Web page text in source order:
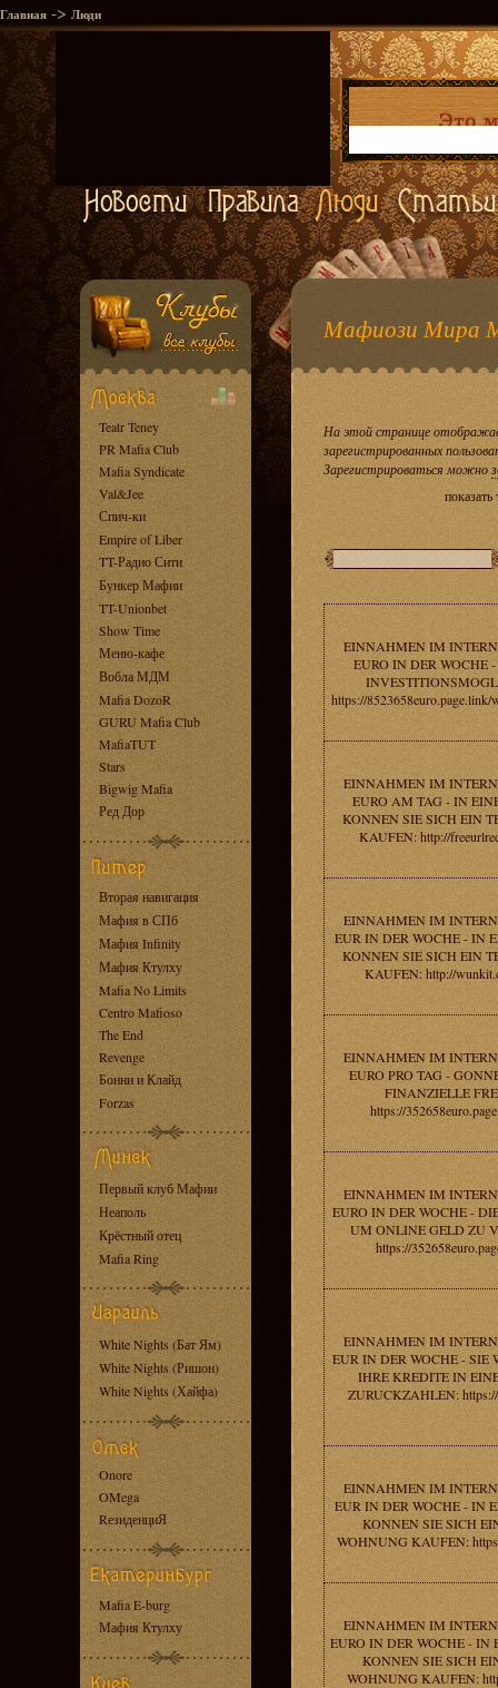
Главная -> Люди
Teatr Teney
PR Mafia Club
Mafia Syndicate
Val&Jee
Спич-ки
Empire of Liber
TT-Радио Сити
Бункер Мафии
TT-Unionbet
Show Time
Меню-кафе
Вобла МДМ
Mafia DozoR
GURU Mafia Club
MafiaTUT
Stars
Bigwig Mafia
Ред Дор
Вторая навигация
Мафия в СПб
Мафия Infinity
Мафия Ктулху
Mafia No Limits
Centro Mafioso
The End
Revenge
Бонни и Клайд
Forzas
Первый клуб Мафии
Неаполь
Крёстный отец
Mafia Ring
White Nights (Бат Ям)
White Nights (Ришон)
White Nights (Хайфа)
Onore
OMega
RезиденциЯ
Mafia E-burg
Мафия Ктулху
Мафиози Мира
На этой странице
зарегистрированных
Зарегистрироваться можно
EINNAHMEN IM
EURO IN DER WOCHE
https://
EINNAHMEN IM
EURO AM TAG - IN
KONNEN SIE SICH EIN
KAUFEN: http://
EINNAHMEN IM
EUR IN DER WOCHE - IN
KONNEN SIE SICH EIN
KAUFEN: http://
EINNAHMEN IM
EURO PRO TAG -
FINANZIELLE
https://
EINNAHMEN IM
EURO IN DER WOCHE -
UM ONLINE GELD ZU
https://
EINNAHMEN IM
EUR IN DER WOCHE - SIE
IHRE KREDITE IN
ZURUCKZAHLEN: https://
EINNAHMEN IM
EUR IN DER WOCHE - IN
KONNEN SIE SICH
WOHNUNG KAUFEN:
EINNAHMEN IM
EURO IN DER WOCHE - IN
KONNEN SIE SICH
WOHNUNG KAUFEN: